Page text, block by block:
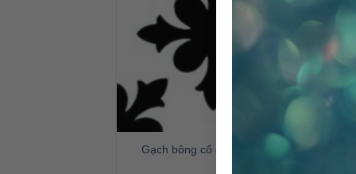
Gạch bông cổ điển CTS 17.3